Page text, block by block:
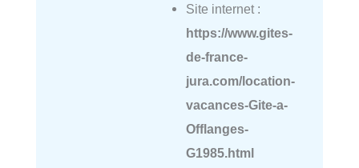
Site internet :
https://www.gites-
de-france-
jura.com/location-
vacances-Gite-a-
Offlanges-
G1985.html